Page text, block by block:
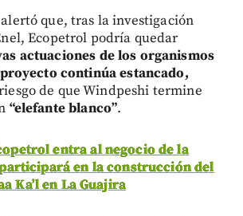
que, tras la investigación
Ecopetrol podría quedar
actuaciones de los organismos
continúa estancado,
de que Windpeshi termine
“elefante blanco”.
entra al negocio de la
en la construcción del
Ka’l en La Guajira